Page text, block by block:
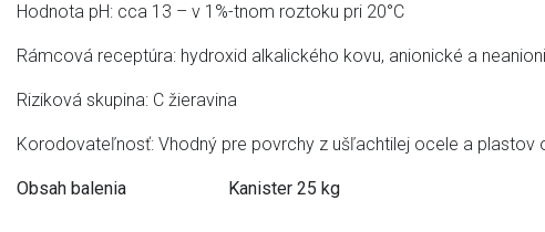
Hodnota pH: cca 13 – v 1%-tnom roztoku pri 20°C
Rámcová receptúra: hydroxid alkalického kovu, anionické a
Riziková skupina: C žieravina
Korodovateľnosť: Vhodný pre povrchy z ušľachtilej ocele a
Obsah balenia Kanister 25 kg